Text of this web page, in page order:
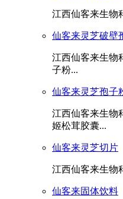
江西仙客来生物
仙客来灵芝破壁
江西仙客来生物
子粉...
仙客来灵芝孢子
江西仙客来生物
姬松茸胶囊...
仙客来灵芝切片
江西仙客来生物
仙客来固体饮料